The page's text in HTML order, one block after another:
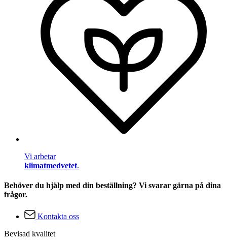
Vi arbetar
klimatmedvetet.
Behöver du hjälp med din beställning? Vi svarar gärna på dina
frågor.
Kontakta oss
Bevisad kvalitet